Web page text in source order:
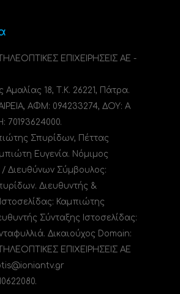
ΕΠΙΧΕΙΡΗΣΕΙΣ ΑΕ -
18, Τ.Κ. 26221, Πάτρα.
ΑΦΜ: 094233274, ΔΟΥ: A
70193624000.
Σπυρίδων, Πέττας
Ευγενία. Νόμιμος
Διευθύνων Σύμβουλος:
Διευθυντής &
Καμπιώτης
Σύνταξης Ιστοσελίδας:
Δικαιούχος Domain:
ΕΠΙΧΕΙΡΗΣΕΙΣ ΑΕ